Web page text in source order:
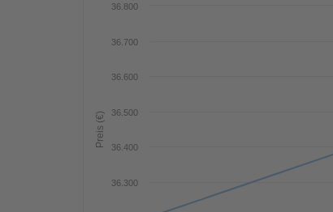
Preis (€)
36.300
36.400
36.500
36.600
36.700
36.800